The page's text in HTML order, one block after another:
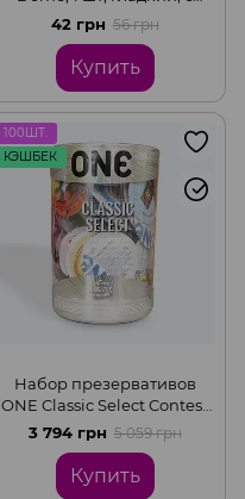
расширенной головкой
42 грн 56 грн
Купить
100ШТ.
КЭШБЕК
Набор презервативов
ONE Classic Select Contest
Collection, 100 шт, со
смазкой, упаковка-тубус
3 794 грн 5 059 грн
Купить